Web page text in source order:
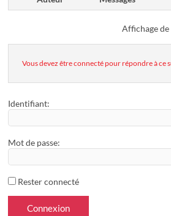
Affichage de
Vous devez être connecté pour répondre à ce
Identifiant:
Mot de passe:
Rester connecté
Connexion